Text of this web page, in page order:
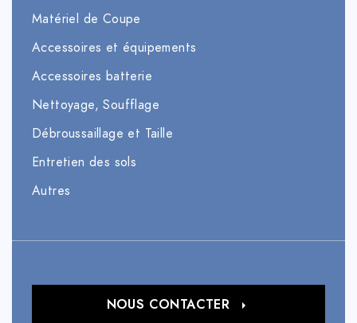
Matériel de Coupe
Accessoires et équipements
Accessoires batterie
Nettoyage, Soufflage
Débroussaillage et Taille
Entretien des sols
Autres
NOUS CONTACTER